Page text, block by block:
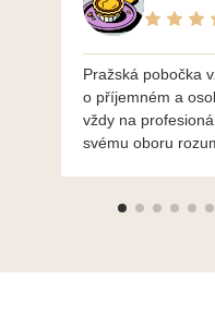
Pražská pobočka
o příjemném a
vždy na
svému oboru
výběru, jak už